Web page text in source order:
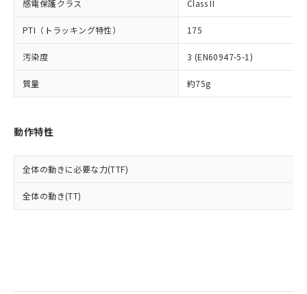
感電保護クラス Class II
PTI（トラッキング特性） 175
汚染度 3 (EN60947-5-1)
質量 約75g
動作特性
全体の動きに必要な力(TTF)
全体の動き(TT)
あります。
お客様が当ウェブサイト上で当社にご
登録された部品リストについて、当社
および当社の共同利用者が、当社の製
品・サービスに関するお客様との取
引・商談に必要な範囲で利用すること
※3 非含有証明書ダウンロード
下記の非含有証明書をダウンロードするこ
EU RoHS指令（10物質）の非含有証明書
ものではありません。
また、RoHS指令のフタル酸エステル類４
荷製品に未対応品が混在することから備考
キャンセル